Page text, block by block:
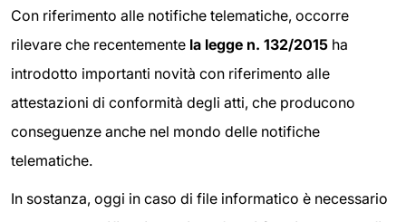
Con riferimento alle notifiche telematiche, occorre
rilevare che recentemente la legge n. 132/2015 ha
introdotto importanti novità con riferimento alle
attestazioni di conformità degli atti, che producono
conseguenze anche nel mondo delle notifiche
telematiche.
In sostanza, oggi in caso di file informatico è necessario